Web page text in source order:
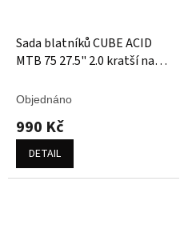
Sada blatníků CUBE ACID
MTB 75 27.5" 2.0 kratší na
Objednáno
990 Kč
DETAIL